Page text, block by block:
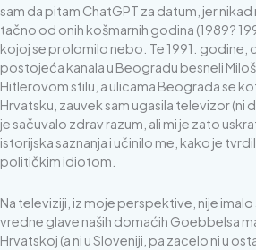
sam da pitam ChatGPT za datum, jer nikad
tačno od onih košmarnih godina (1989?
kojoj se prolomilo nebo. Te 1991. godine,
postojeća kanala u Beogradu besneli
Hitlerovom stilu, a ulicama Beograda se
Hrvatsku, zauvek sam ugasila televizor (ni
je sačuvalo zdrav razum, ali mi je zato
istorijska saznanja i učinilo me, kako je
političkim idiotom.
Na televiziji, iz moje perspektive, nije imalo
vredne glave naših domaćih Goebbelsa
Hrvatskoj (a ni u Sloveniji, pa zacelo ni u